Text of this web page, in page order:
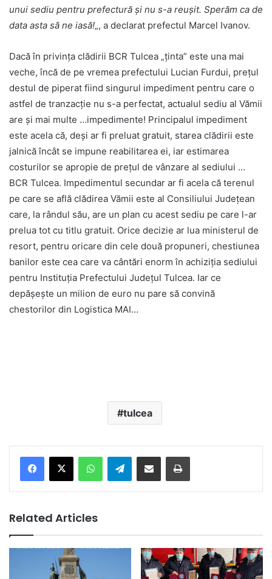
unui sediu pentru prefectură şi nu s-a reuşit. Sperăm ca de
data asta să ne iasă!„, a declarat prefectul Marcel Ivanov.
Dacă în privinţa clădirii BCR Tulcea „ţinta” este una mai
veche, încă de pe vremea prefectului Lucian Furdui, preţul
destul de piperat fiind singurul impediment pentru care o
astfel de tranzacţie nu s-a perfectat, actualul sediu al Vămii
are şi mai multe …impedimente! Principalul impediment
este acela că, deşi ar fi preluat gratuit, starea clădirii este
jalnică încât se impune reabilitarea ei, iar estimarea
costurilor se apropie de preţul de vânzare al sediului …
BCR Tulcea. Impedimentul secundar ar fi acela că terenul
pe care se află clădirea Vămii este al Consiliului Judeţean
care, la rândul său, are un plan cu acest sediu pe care l-ar
prelua tot cu titlu gratuit. Orice decizie ar lua ministerul de
resort, pentru oricare din cele două propuneri, chestiunea
banilor este cea care va cântări enorm în achiziţia sediului
pentru Instituţia Prefectului Judeţul Tulcea. Iar ce
depăşeşte un milion de euro nu pare să convină
chestorilor din Logistica MAI…
tulcea
Telegram
Related Articles